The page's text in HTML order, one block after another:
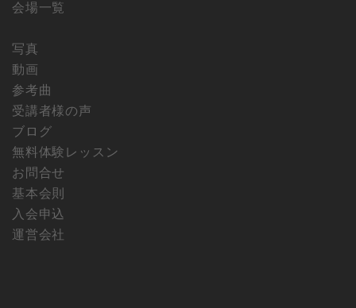
会場一覧
写真
動画
参考曲
受講者様の声
ブログ
無料体験レッスン
お問合せ
基本会則
入会申込
運営会社